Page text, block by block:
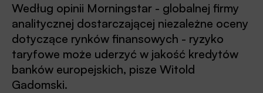
Według opinii Morningstar - globalnej firmy
analitycznej dostarczającej niezależne oceny
dotyczące rynków finansowych - ryzyko
taryfowe może uderzyć w jakość kredytów
banków europejskich, pisze Witold
Gadomski.